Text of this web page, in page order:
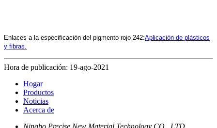
Enlaces a la especificación del pigmento rojo 242:Aplicación de plásticos
y fibras.
Hora de publicación: 19-ago-2021
Hogar
Productos
Noticias
Acerca de
Ningbo Precise New Material Technology CO., LTD